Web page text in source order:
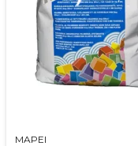
MAPEI
CE-märkt
Specifikationer
Bredd: 120 mm